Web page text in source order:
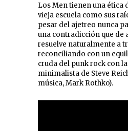
Los Men tienen una ética
vieja escuela como sus
pesar del ajetreo nunca
una contradicción que de
resuelve naturalmente a
reconciliando con un
cruda del punk rock con
minimalista de Steve
música, Mark Rothko).